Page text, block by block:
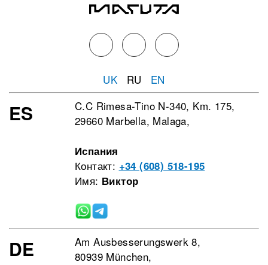
UK RU EN
ES
C.C Rimesa-Tino N-340, Km. 175,
29660 Marbella, Malaga,
Испания
Контакт: +34 (608) 518-195
Имя: Виктор
DE
Am Ausbesserungswerk 8,
80939 München,